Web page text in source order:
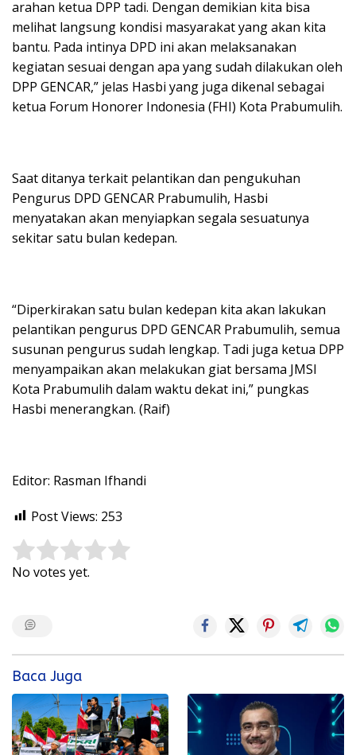
arahan ketua DPP tadi. Dengan demikian kita bisa
melihat langsung kondisi masyarakat yang akan kita
bantu. Pada intinya DPD ini akan melaksanakan
kegiatan sesuai dengan apa yang sudah dilakukan oleh
DPP GENCAR,” jelas Hasbi yang juga dikenal sebagai
ketua Forum Honorer Indonesia (FHI) Kota Prabumulih.
Saat ditanya terkait pelantikan dan pengukuhan
Pengurus DPD GENCAR Prabumulih, Hasbi
menyatakan akan menyiapkan segala sesuatunya
sekitar satu bulan kedepan.
“Diperkirakan satu bulan kedepan kita akan lakukan
pelantikan pengurus DPD GENCAR Prabumulih, semua
susunan pengurus sudah lengkap. Tadi juga ketua DPP
menyampaikan akan melakukan giat bersama JMSI
Kota Prabumulih dalam waktu dekat ini,” pungkas
Hasbi menerangkan. (Raif)
Editor: Rasman Ifhandi
Post Views: 253
Rate this item:
No votes yet.
Baca Juga